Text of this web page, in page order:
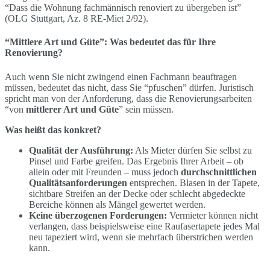
“Dass die Wohnung fachmännisch renoviert zu übergeben ist”
(OLG Stuttgart, Az. 8 RE-Miet 2/92).
“Mittlere Art und Güte”: Was bedeutet das für Ihre
Renovierung?
Auch wenn Sie nicht zwingend einen Fachmann beauftragen
müssen, bedeutet das nicht, dass Sie “pfuschen” dürfen. Juristisch
spricht man von der Anforderung, dass die Renovierungsarbeiten
“von mittlerer Art und Güte” sein müssen.
Was heißt das konkret?
Qualität der Ausführung: Als Mieter dürfen Sie selbst zu
Pinsel und Farbe greifen. Das Ergebnis Ihrer Arbeit – ob
allein oder mit Freunden – muss jedoch durchschnittlichen
Qualitätsanforderungen entsprechen. Blasen in der Tapete,
sichtbare Streifen an der Decke oder schlecht abgedeckte
Bereiche können als Mängel gewertet werden.
Keine überzogenen Forderungen: Vermieter können nicht
verlangen, dass beispielsweise eine Raufasertapete jedes Mal
neu tapeziert wird, wenn sie mehrfach überstrichen werden
kann.